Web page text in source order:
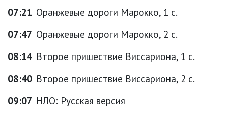
07:21 Оранжевые дороги Марокко, 1 с.
07:47 Оранжевые дороги Марокко, 2 с.
08:14 Второе пришествие Виссариона, 1 с.
08:40 Второе пришествие Виссариона, 2 с.
09:07 НЛО: Русская версия